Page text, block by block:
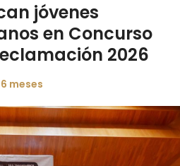
jóvenes
en Concurso
2026
6 meses